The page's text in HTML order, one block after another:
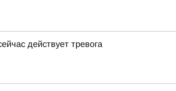
действует тревога